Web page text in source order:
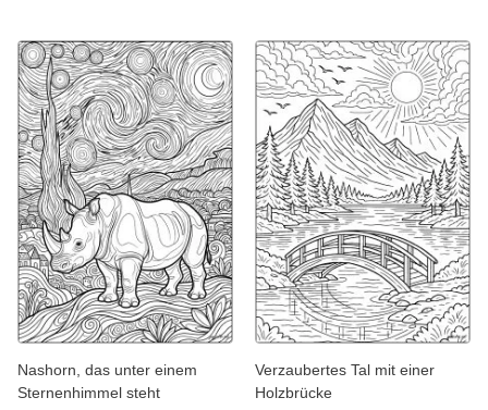
Nashorn, das unter einem
Sternenhimmel steht
Verzaubertes Tal mit einer
Holzbrücke